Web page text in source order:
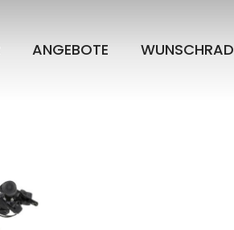
ANGEBOTE WUNSCHRAD